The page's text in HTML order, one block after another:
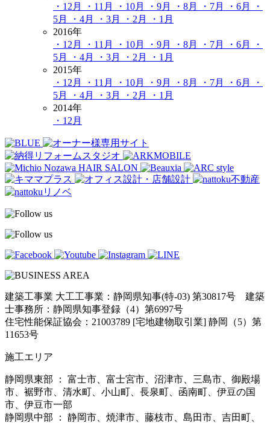
・12月
・11月 ・10月 ・9月 ・8月 ・7月 ・6月
・
5月
・4月 ・3月 ・2月
・1月
2016年
・12月
・11月 ・10月 ・9月 ・8月 ・7月 ・6月
・
5月
・4月 ・3月 ・2月
・1月
2015年
・12月
・11月 ・10月 ・9月 ・8月 ・7月 ・6月
・
5月
・4月 ・3月 ・2月
・1月
2014年
・12月
建築工事業 大工工事業：静岡県知事(特-03) 第30817号 建築
士事務所：静岡県知事登録（4）第6997号
住宅性能保証協会：21003789 [宅地建物取引業] 静岡（5）第
11653号
施工エリア
静岡県東部 ： 富士市、富士宮市、沼津市、三島市、御殿場
市、裾野市、清水町、小山町、長泉町、函南町、伊豆の国
市、伊豆市一部
静岡県中部 ： 静岡市、焼津市、藤枝市、島田市、吉田町、